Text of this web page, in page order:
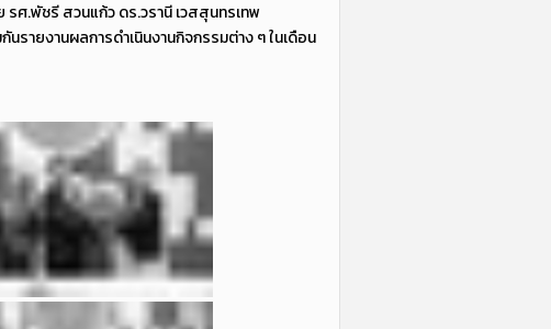
ศ.พัชรี สวนแก้ว ดร.วรานี เวสสุนทรเทพ
ายงานผลการดำเนินงานกิจกรรมต่าง ๆ ในเดือน